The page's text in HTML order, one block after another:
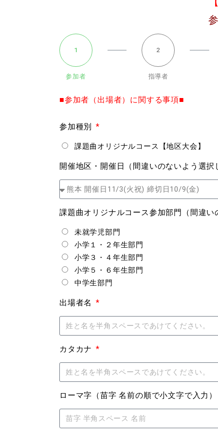
1
参加者
2
指導者
■参加者（出場者）に関する事項■
参加種別
課題曲オリジナルコース【地区大会】
開催地区・開催日（間違いのないよう選
課題曲オリジナルコース参加部門（間違
未就学児部門
小学１・２年生部門
小学３・４年生部門
小学５・６年生部門
中学生部門
出場者名
カタカナ
ローマ字（苗字 名前の順で小文字で入力